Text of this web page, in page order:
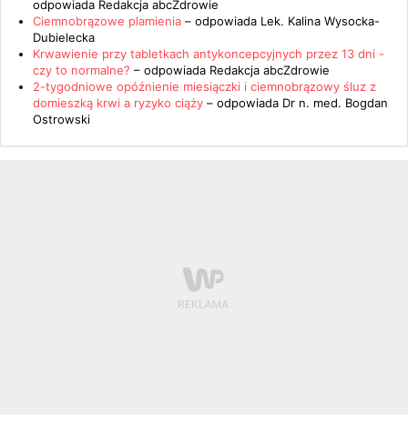
odpowiada Redakcja abcZdrowie
Ciemnobrązowe plamienia – odpowiada Lek. Kalina Wysocka-
Dubielecka
Krwawienie przy tabletkach antykoncepcyjnych przez 13 dni -
czy to normalne? – odpowiada Redakcja abcZdrowie
2-tygodniowe opóźnienie miesiączki i ciemnobrązowy śluz z
domieszką krwi a ryzyko ciąży – odpowiada Dr n. med. Bogdan
Ostrowski